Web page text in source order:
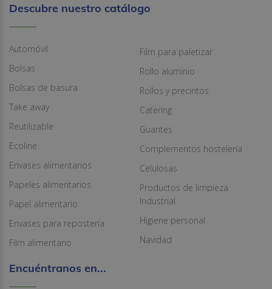
Descubre nuestro catálogo
Automóvil
Bolsas
Bolsas de basura
Take away
Reutilizable
Ecoline
Envases alimentarios
Papeles alimentarios
Papel alimentario
Envases para repostería
Film alimentario
Film para paletizar
Rollo aluminio
Rollos y precintos
Catering
Guantes
Complementos hostelería
Celulosas
Productos de limpieza
Industrial
Higiene personal
Navidad
Encuéntranos en...